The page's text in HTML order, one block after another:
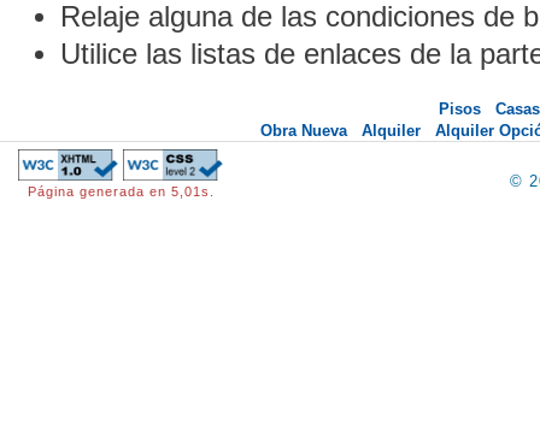
Relaje alguna de las condiciones de
Utilice las listas de enlaces de la
Pisos
Casas
Obra Nueva
Alquiler Alquiler
Página generada en 5,01s.
©